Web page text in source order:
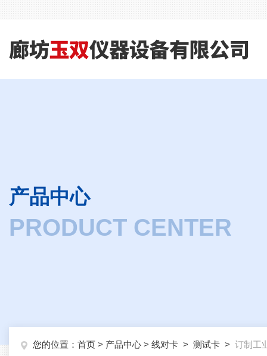
产品中心
PRODUCT CENTER
您的位置： 首页 > 产品中心 > 线对卡 > 测试卡 > 订制工